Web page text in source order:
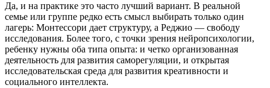
Да, и на практике это часто лучший вариант. В реальной
семье или группе редко есть смысл выбирать только один
лагерь: Монтессори дает структуру, а Реджио — свободу
исследования. Более того, с точки зрения нейропсихологии,
ребенку нужны оба типа опыта: и четко организованная
деятельность для развития саморегуляции, и открытая
исследовательская среда для развития креативности и
социального интеллекта.